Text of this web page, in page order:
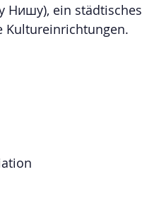
Нишу), ein städtisches
Kultureinrichtungen.